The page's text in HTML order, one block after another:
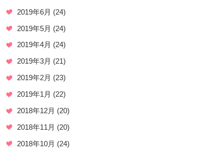
2019年6月 (24)
2019年5月 (24)
2019年4月 (24)
2019年3月 (21)
2019年2月 (23)
2019年1月 (22)
2018年12月 (20)
2018年11月 (20)
2018年10月 (24)